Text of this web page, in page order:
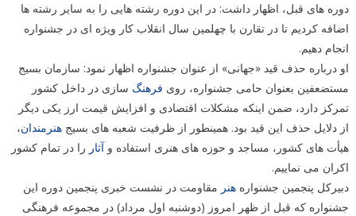
دوره های قبل، اظهار داشت: در این دوره رشته هایی را به سایر رشته ها
اضافه کردیم تا در تقارن با چهلمین سال انقلاب کار ویژه ای در جشنواره
انجام دهیم.
او درباره حذف قید «جهانی» از عنوان جشنواره اظهار نمود: سازمان بسیج
مستضعفین بعنوان حامی جشنواره، روی فرهنگ سازی در داخل کشور
تمرکز دارد، ضمن اینکه مشکلات اقتصادی و افزایش قیمت ارز یکی دیگر
از دلایل حذف این قید بود. همینطور از ظرفیت شعبه های بسیج هنرمندان،
هیأت های کشور، مساجد و حوزه های هنری استفاده و آثار را در تمام کشور
اکران می نماییم.
دبیرکل پنجمین جشنواره هنر مقاومت در نشست خبری پنجمین دوره این
جشنواره که قبل از ظهر امروز (دوشنبه اول مرداد) در مجموعه فرهنگی